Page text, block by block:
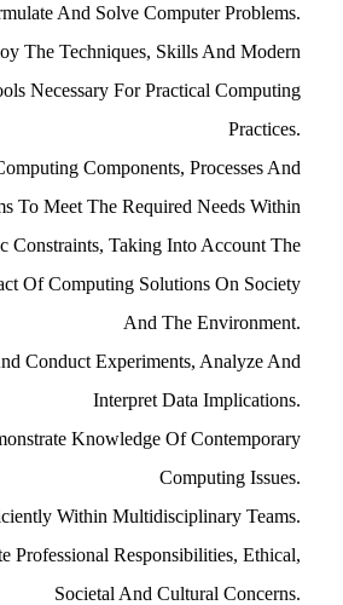
And Solve Computer Problems.
The Techniques, Skills And Modern
Necessary For Practical Computing
Practices.
Components, Processes And
To Meet The Required Needs Within
Constraints, Taking Into Account The
Of Computing Solutions On Society
And The Environment.
Conduct Experiments, Analyze And
Interpret Data Implications.
Knowledge Of Contemporary
Computing Issues.
Within Multidisciplinary Teams.
Professional Responsibilities, Ethical,
Societal And Cultural Concerns.